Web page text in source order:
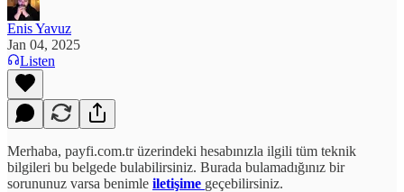
Enis Yavuz
Jan 04, 2025
Listen
Merhaba, payfi.com.tr üzerindeki hesabınızla ilgili tüm teknik
bilgileri bu belgede bulabilirsiniz. Burada bulamadığınız bir
sorununuz varsa benimle iletişime geçebilirsiniz.